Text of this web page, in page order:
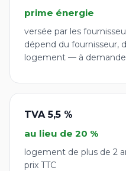
prime énergie
versée par les
dépend du fournisseur,
logement — à
TVA 5,5 %
au lieu de 20 %
logement de plus de 2
prix TTC